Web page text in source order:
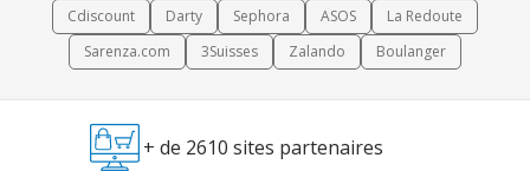
Cdiscount Darty Sephora ASOS
La Redoute
Sarenza.com
3Suisses Zalando Boulanger
+ de 2610 sites partenaires